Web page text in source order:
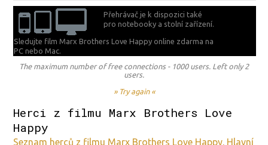
Přehrávač je k dispozici také
pro notebooky a stolní zařízení.
Sledujte film Marx Brothers Love Happy online zdarma na
PC nebo Mac.
The maximum number of free connections - 1000 users. Left only 2
users.
» Try again «
Herci z filmu Marx Brothers Love
Happy
Seznam herců z filmu Marx Brothers Love Happy. Hlavní